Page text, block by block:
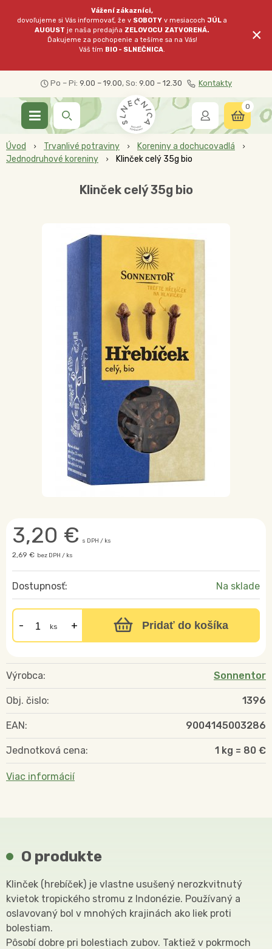
Vážení zákazníci,
dovoľujeme si Vás informovať, že v SOBOTY v mesiacochJÚL a
AUGUST je naša predajňa ZELOVOCU ZATVORENÁ.
Ďakujeme za pochopenie a tešíme sa na Vás!
Váš tím BIO - SLNEČNICA.
×
Po – Pi: 9.00 – 19.00, So: 9.00 – 12.30 Kontakty
0
Úvod Trvanlivé potraviny
Koreniny a dochucovadlá
Jednodruhové koreniny
Klinček celý 35g bio
Klinček celý 35g bio
3,20 € s DPH / ks
2,69 € bez DPH / ks
Dostupnosť: Na sklade
ks Pridať do košíka
Výrobca: Sonnentor
Obj. čislo: 1396
EAN: 9004145003286
Jednotková cena: 1 kg = 80 €
Viac informácií
O produkte
Klinček (hrebíček) je vlastne usušený nerozkvitnutý
kvietok tropického stromu z Indonézie. Používaný a
oslavovaný bol v mnohých krajinách ako liek proti
bolestiam.
Pôsobí dobre pri bolestiach zubov. Taktiež v pokrmoch